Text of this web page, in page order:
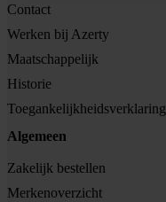
Contact
Werken bij Azerty
Maatschappelijk
Historie
Toegankelijkheidsverklaring
Algemeen
Zakelijk bestellen
Merkenoverzicht